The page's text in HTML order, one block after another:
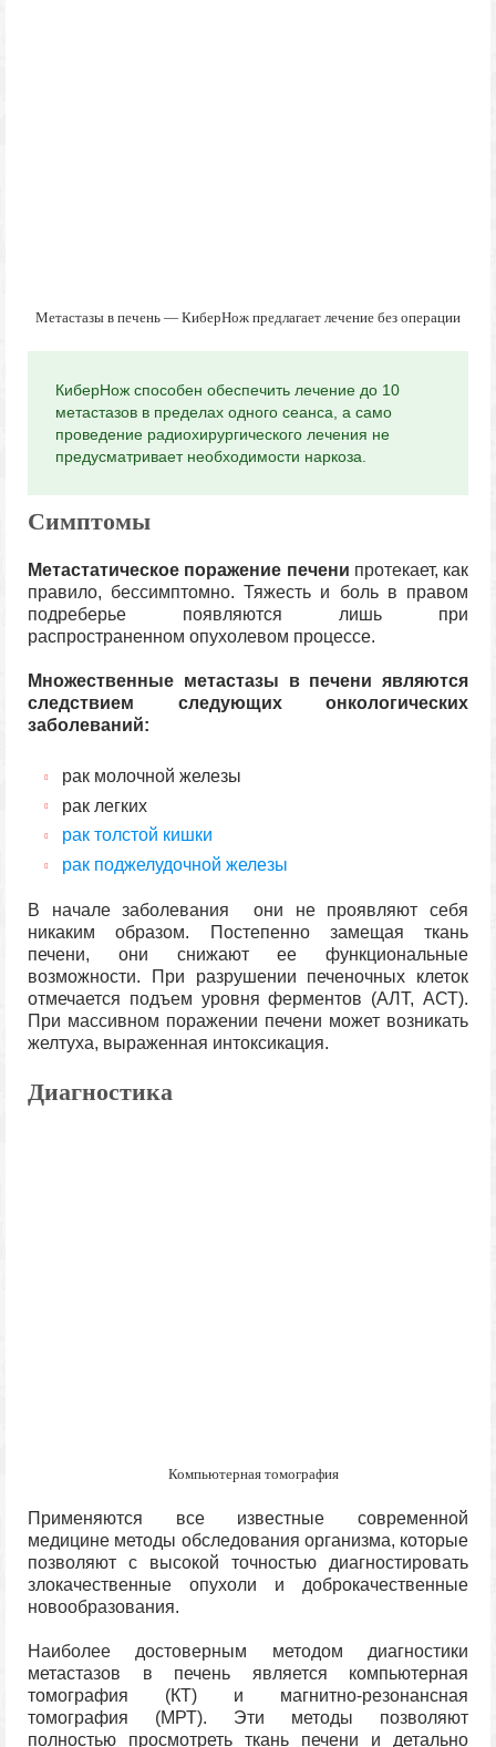
Метастазы в печень — КиберНож предлагает лечение без операции
КиберНож способен обеспечить лечение до 10
метастазов в пределах одного сеанса, а само
проведение радиохирургического лечения не
предусматривает необходимости наркоза.
Симптомы
Метастатическое поражение печени протекает, как
правило, бессимптомно. Тяжесть и боль в правом
подреберье появляются лишь при
распространенном опухолевом процессе.
Множественные метастазы в печени являются
следствием следующих онкологических
заболеваний:
рак молочной железы
рак легких
рак толстой кишки
рак поджелудочной железы
В начале заболевания они не проявляют себя
никаким образом. Постепенно замещая ткань
печени, они снижают ее функциональные
возможности. При разрушении печеночных клеток
отмечается подъем уровня ферментов (АЛТ, АСТ).
При массивном поражении печени может возникать
желтуха, выраженная интоксикация.
Диагностика
Компьютерная томография
Применяются все известные современной
медицине методы обследования организма, которые
позволяют с высокой точностью диагностировать
злокачественные опухоли и доброкачественные
новообразования.
Наиболее достоверным методом диагностики
метастазов в печень является компьютерная
томография (КТ) и магнитно-резонансная
томография (МРТ). Эти методы позволяют
полностью просмотреть ткань печени и детально